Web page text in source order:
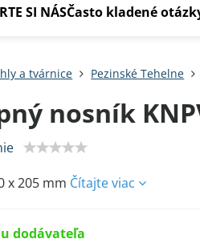
SI NÁSČasto kladené
a tvárnice Pezinské Tehelne
nosník
x 205 mm Čítajte viac
dodávateľa